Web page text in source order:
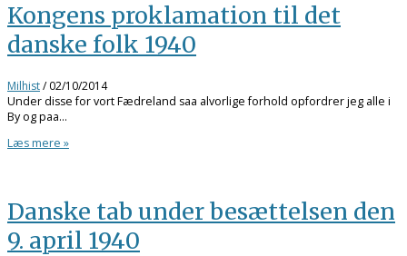
Kongens proklamation til det
danske folk 1940
Milhist/02/10/2014
Under disse for vort Fædreland saa alvorlige forhold opfordrer jeg alle i
By og paa…
Læs mere »
Danske tab under besættelsen den
9. april 1940